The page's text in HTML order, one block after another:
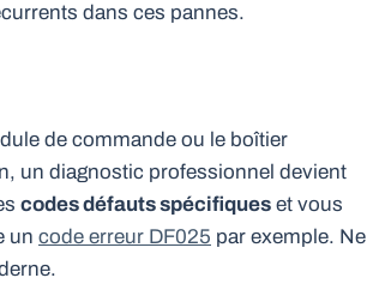
dans ces pannes.
de commande ou le boîtier
un diagnostic professionnel devient
codes défauts spécifiques et vous
un code erreur DF025 par exemple. Ne